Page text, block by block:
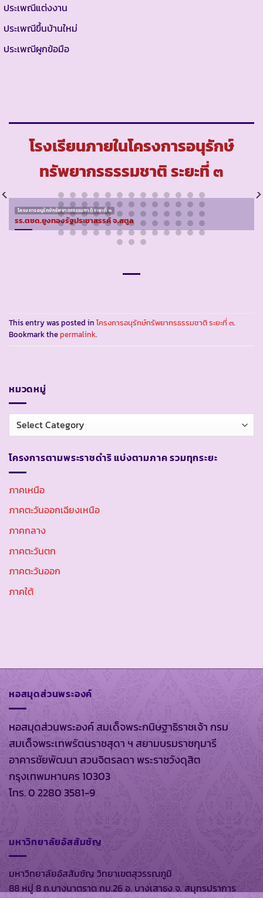
ประเพณีแต่งงาน
ประเพณีขึ้นบ้านใหม่
ประเพณีผูกข้อมือ
โรงเรียนภายในโครงการอนุรักษ์
ทรัพยากรธรรมชาติ ระยะที่ ๓
โครงการอนุรักษ์ทรัพยากรธรรมชาติ ระยะที่ ๓
รร.ตชด.ยูงทองรัฐประชาสรรค์ จ.สตูล
This entry was posted in โครงการอนุรักษ์ทรัพยากรธรรมชาติ ระยะที่ ๓.
Bookmark thepermalink.
หมวดหมู่
หมวด
หมู่
โครงการตามพระราชดำริ แบ่งตามภาค รวมทุกระยะ
ภาคเหนือ
ภาคตะวันออกเฉียงเหนือ
ภาคกลาง
ภาคตะวันตก
ภาคตะวันออก
ภาคใต้
หอสมุดส่วนพระองค์
หอสมุดส่วนพระองค์ สมเด็จพระกนิษฐาธิราชเจ้า กรม
สมเด็จพระเทพรัตนราชสุดา ฯ สยามบรมราชกุมารี
อาคารชัยพัฒนา สวนจิตรลดา พระราชวังดุสิต
กรุงเทพมหานคร 10303
โทร. 0 2280 3581-9
มหาวิทยาลัยอัสสัมชัญ
มหาวิทยาลัยอัสสัมชัญ วิทยาเขตสุวรรณภูมิ
88 หมู่ 8 ถ.บางนาตราด กม.26 อ. บางเสาธง จ. สมุทรปราการ